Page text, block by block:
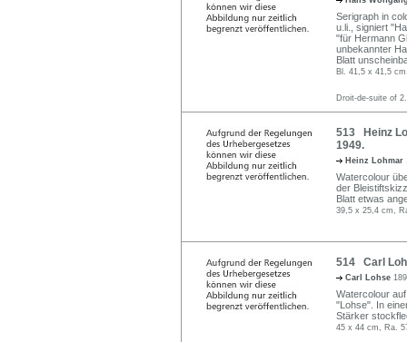
Serigraph in
u.li., signiert
"für Hermann
unbekannter
Blatt
Bl. 41,5 x 41,5
Droit-de-suite of
513 Heinz
1949.
Heinz Lohmar
Watercolour
der
Blatt etwas
39,5 x 25,4 cm,
514 Carl
Carl Lohse
Watercolour
"Lohse". In
Stärker
45 x 44 cm, Ra.